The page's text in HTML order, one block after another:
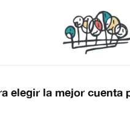
elegir la mejor cuenta